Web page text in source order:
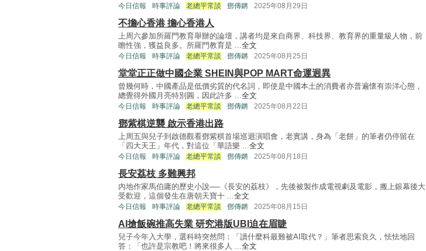
今日信報 時事評論 老總平常談 鄧傳鏘 2025年08月29日
不擔心香港 擔心香港人
上周六參加所羅門教育舉辦的論壇，講者均是來自商界、科技界、教育界的重量級人物，前
瞻性強，獲益良多。所羅門教育是 ...全文
今日信報 時事評論 老總平常談 鄧傳鏘 2025年08月25日
堂堂正正做中國企業 SHEIN與POP MART命運迥異
曾幾何時，中國產品是低價劣質的代名詞，即使是中國本土的消費者亦普遍懷有崇洋心態，
總覺得外國月亮特別圓，因此許多 ...全文
今日信報 時事評論 老總平常談 鄧傳鏘 2025年08月22日
鄧紫棋逆襲 啟示香港出路
上周五與兒子到啟德觀看鄧紫棋首場巡迴演唱會，老實講，身為「老餅」的筆者仍停留在
「四大天王」年代，對這位「華語樂 ...全文
今日信報 時事評論 老總平常談 鄧傳鏘 2025年08月18日
長安荔枝 多難興邦
內地作家馬伯庸的歷史小說──《長安的荔枝》，先後被製作成電視劇及電影，搬上銀幕後大
受歡迎，這個發生在唐朝天寶十 ...全文
今日信報 時事評論 老總平常談 鄧傳鏘 2025年08月15日
AI搶飯碗推高失業 研究港版UBI迫在眉睫
兒子今年入大學，選科時突然問：「讀什麼科最難被AI取代？」筆者思索良久，怯怯地回
答：「也許是宗教吧！將來很多人 ...全文